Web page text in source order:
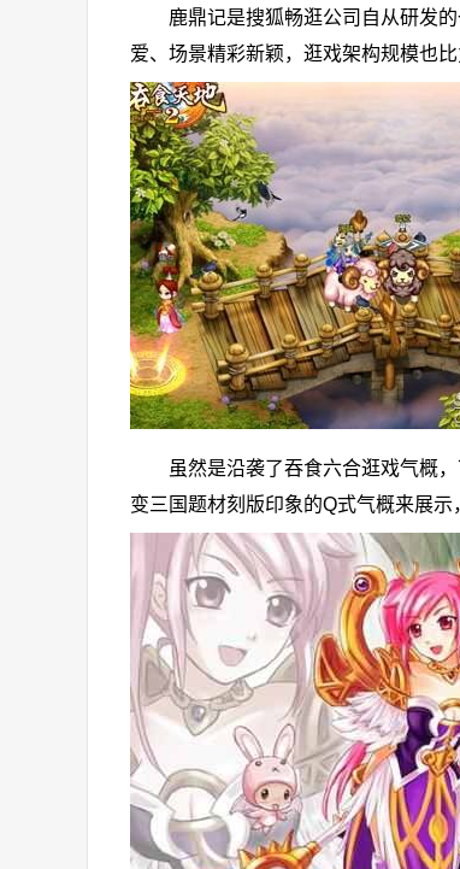
鹿鼎记是搜狐畅逛公司自从研发的
爱、场景精彩新颖，逛戏架构规模也
虽然是沿袭了吞食六合逛戏气概，
变三国题材刻版印象的Q式气概来展